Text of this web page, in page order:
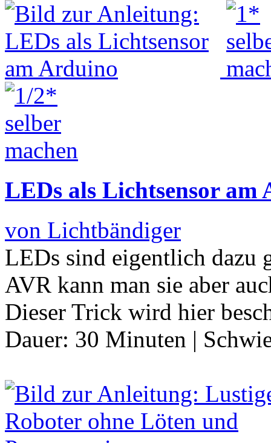
LEDs als Lichtsensor am
von Lichtbändiger
LEDs sind eigentlich dazu
AVR kann man sie aber
Dieser Trick wird hier
Dauer: 30 Minuten |